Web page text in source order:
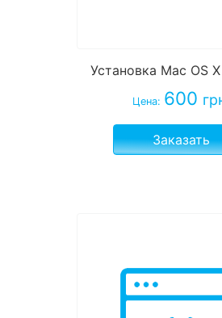
Установка Mac OS
Цена: 600
Заказать